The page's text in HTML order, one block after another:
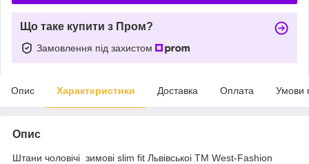
Що таке купити з Пром?
Замовлення під захистом
Опис Характеристики Доставка Оплата Умови
Опис
Штани чоловічі зимові slim fit Львівськоі ТМ West-Fashion